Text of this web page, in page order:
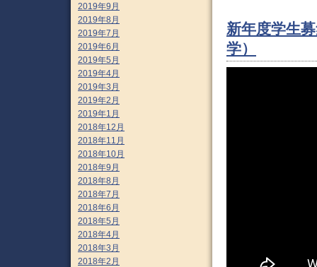
新年度学生
学）
2019年9月
2019年8月
2019年7月
2019年6月
2019年5月
2019年4月
2019年3月
2019年2月
2019年1月
2018年12月
2018年11月
2018年10月
2018年9月
2018年8月
2018年7月
2018年6月
2018年5月
2018年4月
2018年3月
2018年2月